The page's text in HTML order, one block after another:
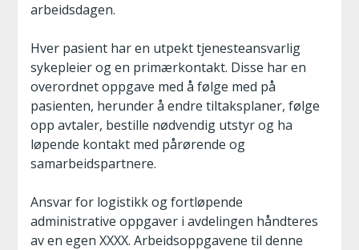
arbeidsdagen.
Hver pasient har en utpekt tjenesteansvarlig
sykepleier og en primærkontakt. Disse har en
overordnet oppgave med å følge med på
pasienten, herunder å endre tiltaksplaner, følge
opp avtaler, bestille nødvendig utstyr og ha
løpende kontakt med pårørende og
samarbeidspartnere.
Ansvar for logistikk og fortløpende
administrative oppgaver i avdelingen håndteres
av en egen XXXX. Arbeidsoppgavene til denne